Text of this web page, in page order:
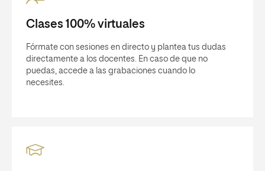
Clases 100% virtuales
Fórmate con sesiones en directo y plantea tus dudas
directamente a los docentes. En caso de que no
puedas, accede a las grabaciones cuando lo
necesites.